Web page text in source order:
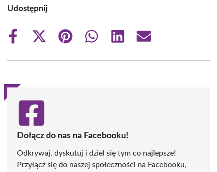
Udostępnij
Share
Share
(Twitter)
Share
Share
Share
Share
Dołącz do nas na Facebooku!
Odkrywaj, dyskutuj i dziel się tym co najlepsze!
Przyłącz się do naszej społeczności na Facebooku,